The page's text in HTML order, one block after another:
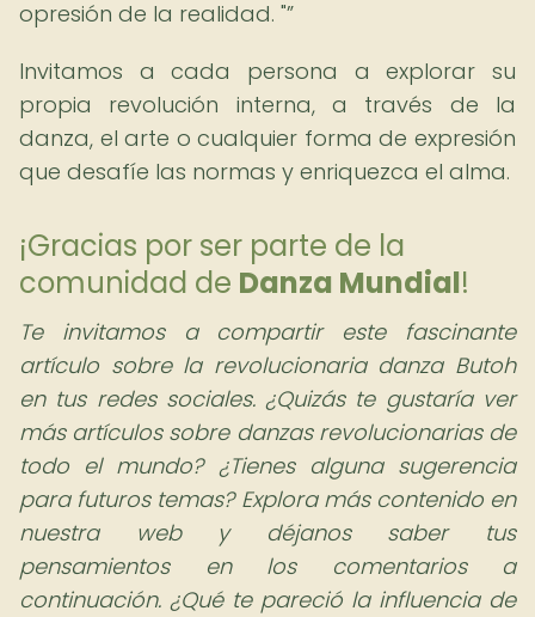
opresión de la realidad. "
Invitamos a cada persona a explorar su
propia revolución interna, a través de la
danza, el arte o cualquier forma de expresión
que desafíe las normas y enriquezca el alma.
¡Gracias por ser parte de la
comunidad de Danza Mundial!
Te invitamos a compartir este fascinante
artículo sobre la revolucionaria danza Butoh
en tus redes sociales. ¿Quizás te gustaría ver
más artículos sobre danzas revolucionarias de
todo el mundo? ¿Tienes alguna sugerencia
para futuros temas? Explora más contenido en
nuestra web y déjanos saber tus
pensamientos en los comentarios a
continuación. ¿Qué te pareció la influencia de